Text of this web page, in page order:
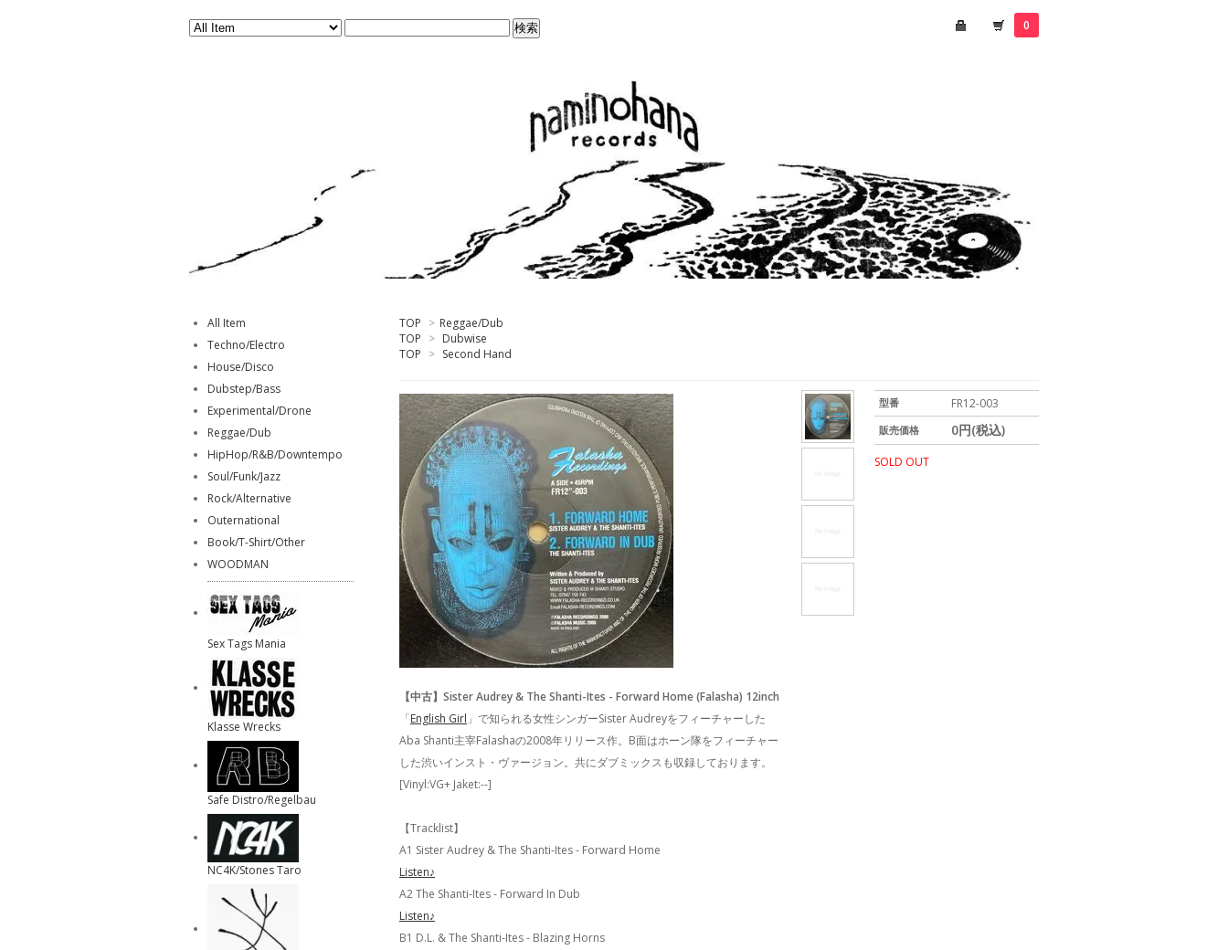
0
TOP > Reggae/Dub
TOP > Dubwise
TOP > Second Hand
型番 FR12-003
販売価格 0円(税込)
SOLD OUT
【中古】Sister Audrey & The Shanti-Ites - Forward Home (Falasha) 12inch
「English Girl 」で知られる女性シンガーSister Audreyをフィーチャーした
Aba Shanti主宰Falashaの2008年リリース作。B面はホーン隊をフィーチャー
した渋いインスト・ヴァージョン。共にダブミックスも収録しております。
[Vinyl:VG+ Jaket:--]
【Tracklist】
A1 Sister Audrey & The Shanti-Ites - Forward Home
Listen♪
A2 The Shanti-Ites - Forward In Dub
Listen♪
B1 D.L. & The Shanti-Ites - Blazing Horns
All Item
Techno/Electro
House/Disco
Dubstep/Bass
Experimental/Drone
Reggae/Dub
HipHop/R&B/Downtempo
Soul/Funk/Jazz
Rock/Alternative
Outernational
Book/T-Shirt/Other
WOODMAN
Sex Tags Mania
Klasse Wrecks
Safe Distro/Regelbau
NC4K/Stones Taro